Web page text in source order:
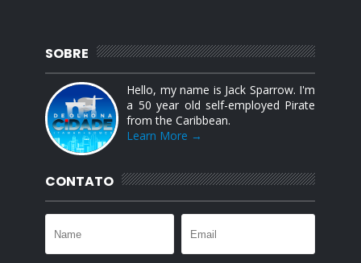
SOBRE
Hello, my name is Jack Sparrow. I'm
a 50 year old self-employed Pirate
from the Caribbean.
Learn More →
CONTATO